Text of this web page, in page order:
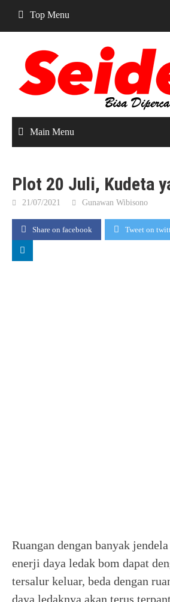
content
Top Menu
Main Menu
Plot 20 Juli, Kudeta
21/07/2021 Gunawan Wibisono
Share on facebook Tweet on
Ruangan dengan banyak
enerji daya ledak bom dapat
tersalur keluar, beda dengan
daya ledaknya akan terus